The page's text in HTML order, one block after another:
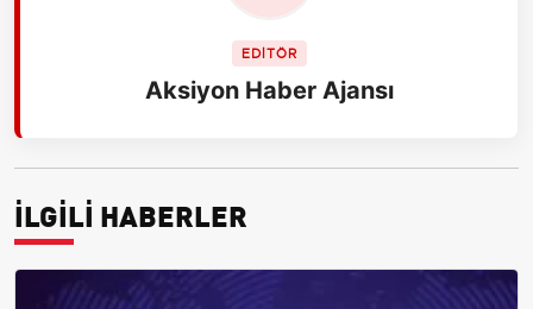
EDİTÖR
Aksiyon Haber Ajansı
İLGİLİ HABERLER